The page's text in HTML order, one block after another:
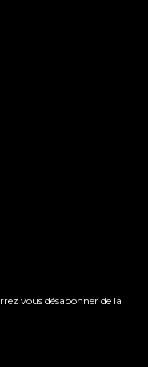
vous désabonner de la